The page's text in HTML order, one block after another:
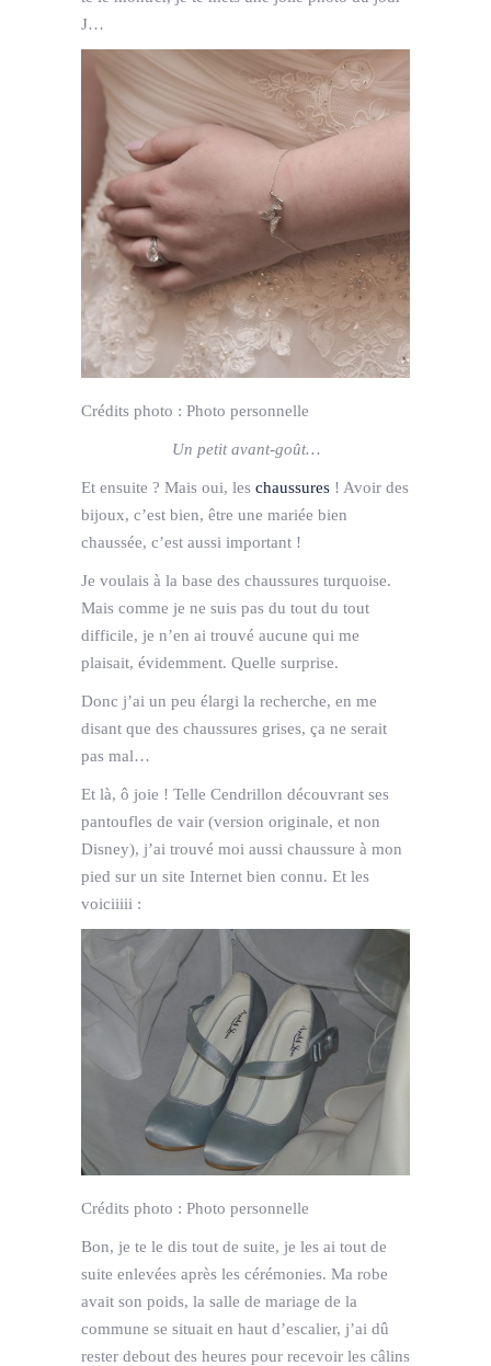
J…
Crédits photo : Photo personnelle
Un petit avant-goût…
Et ensuite ? Mais oui, les chaussures ! Avoir des
bijoux, c’est bien, être une mariée bien
chaussée, c’est aussi important !
Je voulais à la base des chaussures turquoise.
Mais comme je ne suis pas du tout du tout
difficile, je n’en ai trouvé aucune qui me
plaisait, évidemment. Quelle surprise.
Donc j’ai un peu élargi la recherche, en me
disant que des chaussures grises, ça ne serait
pas mal…
Et là, ô joie ! Telle Cendrillon découvrant ses
pantoufles de vair (version originale, et non
Disney), j’ai trouvé moi aussi chaussure à mon
pied sur un site Internet bien connu. Et les
voiciiiii :
Crédits photo : Photo personnelle
Bon, je te le dis tout de suite, je les ai tout de
suite enlevées après les cérémonies. Ma robe
avait son poids, la salle de mariage de la
commune se situait en haut d’escalier, j’ai dû
rester debout des heures pour recevoir les câlins